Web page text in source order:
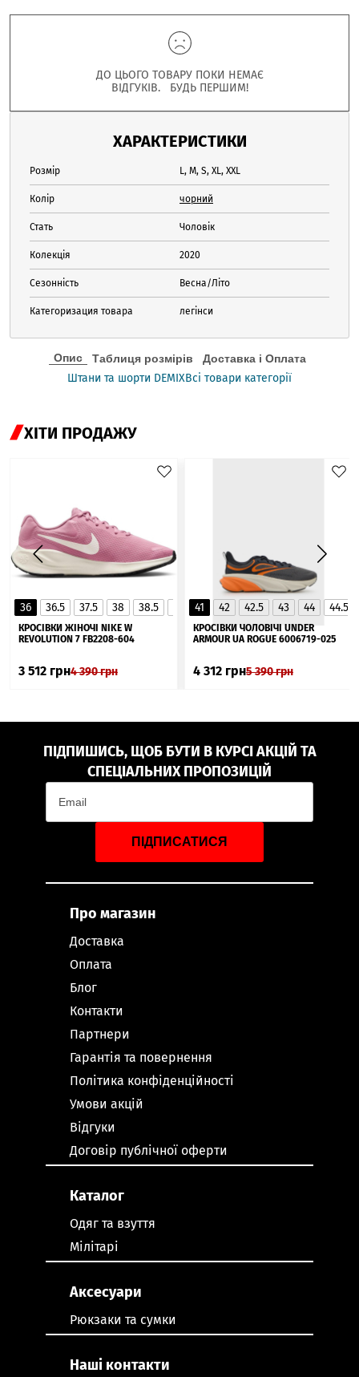
ДО ЦЬОГО ТОВАРУ ПОКИ НЕМАЄ
ВІДГУКІВ. БУДЬ ПЕРШИМ!
ХАРАКТЕРИСТИКИ
Розмір L, M, S, XL, XXL
Колір чорний
Стать Чоловік
Колекція 2020
Сезонність Весна/Літо
Категоризация товара легінси
Опис Таблиця розмірів Доставка і Оплата
Штани та шорти DEMIXВсі товари категорії
ХІТИ ПРОДАЖУ
36 36.5 37.5 38 38.5 40 40.5
41
▲
КРОСІВКИ ЖІНОЧІ NIKE W
REVOLUTION 7 FB2208-604
3 512 грн4 390грн
41 42 42.5 43 44 44.5
КРОСІВКИ ЧОЛОВІЧІ UNDER
ARMOUR UA ROGUE 6006719-025
4 312 грн5 390грн
ПІДПИШИСЬ, ЩОБ БУТИ В КУРСІ АКЦІЙ ТА
СПЕЦІАЛЬНИХ ПРОПОЗИЦІЙ
ПІДПИСАТИСЯ
Про магазин
Доставка
Оплата
Блог
Контакти
Партнери
Гарантія та повернення
Політика конфіденційності
Умови акцій
Відгуки
Договір публічної оферти
Каталог
Одяг та взуття
Мілітарі
Аксесуари
Рюкзаки та сумки
Наші контакти